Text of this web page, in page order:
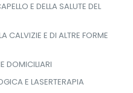
E DELLA SALUTE DEL
CALVIZIE E DI ALTRE FORME
DOMICILIARI
E LASERTERAPIA